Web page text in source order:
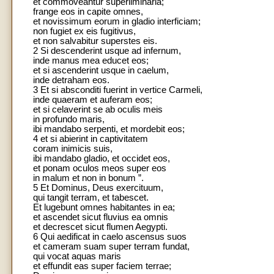
frange eos in capite omnes,
et novissimum eorum in gladio interficiam;
non fugiet ex eis fugitivus,
et non salvabitur superstes eis.
2 Si descenderint usque ad infernum,
inde manus mea educet eos;
et si ascenderint usque in caelum,
inde detraham eos.
3 Et si absconditi fuerint in vertice Carmeli,
inde quaeram et auferam eos;
et si celaverint se ab oculis meis
in profundo maris,
ibi mandabo serpenti, et mordebit eos;
4 et si abierint in captivitatem
coram inimicis suis,
ibi mandabo gladio, et occidet eos,
et ponam oculos meos super eos
in malum et non in bonum ”.
5 Et Dominus, Deus exercituum,
qui tangit terram, et tabescet.
Et lugebunt omnes habitantes in ea;
et ascendet sicut fluvius ea omnis
et decrescet sicut flumen Aegypti.
6 Qui aedificat in caelo ascensus suos
et cameram suam super terram fundat,
qui vocat aquas maris
et effundit eas super faciem terrae;